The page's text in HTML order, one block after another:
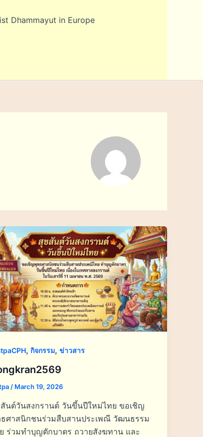
Dhammayut in Europe
,กิจกรรม,ข่าวสาร
/ March 19, 2026
นต์วันสงกรานต์ วันขึ้นปีใหม่ไทย ขอเชิญ
ศาสนิกชนร่วมสืบสานประเพณี วัฒนธรรม
ร่วมทำบุญตักบาตร ถวายสังฆทาน และ